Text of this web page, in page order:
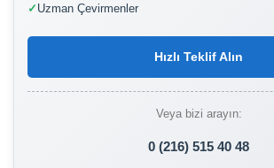
✓ Uzman Çevirmenler
Hızlı Teklif Alın
Veya bizi arayın:
0 (216) 515 40 48